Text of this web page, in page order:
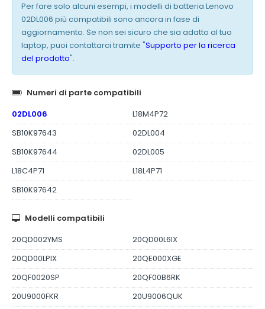
Per fare solo alcuni esempi, i modelli di batteria Lenovo
02DL006 più compatibili sono ancora in fase di
aggiornamento. Se non sei sicuro che sia adatto al tuo
laptop, puoi contattarci tramite "Supporto per la ricerca
del prodotto".
Numeri di parte compatibili
02DL006
L18M4P72
SB10K97643
02DL004
SB10K97644
02DL005
L18C4P71
L18L4P71
SB10K97642
Modelli compatibili
20QD002YMS
20QD00L6IX
20QD00LPIX
20QE000XGE
20QF0020SP
20QF00B6RK
20U9000FKR
20U9006QUK